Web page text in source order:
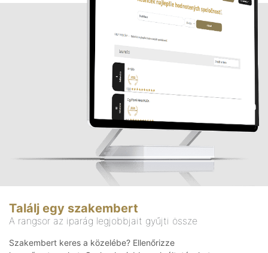
Találj egy szakembert
A rangsor az iparág legjobbjait gyűjti össze
Szakembert keres a közelébe? Ellenőrizze